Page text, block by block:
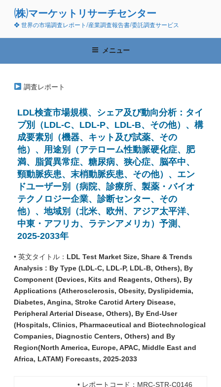
ン
(株)マーケットリサーチセンター
❖ 世界の市場調査レポート/産業調査報告書/委託調査サービス
メニュー
調査レポート
LDL検査市場規模、シェア及び動向分析：タイ
プ別（LDL-C、LDL-P、LDL-B、その他）、構
成要素別（機器、キット及び試薬、その
他）、用途別（アテローム性動脈硬化症、肥
満、脂質異常症、糖尿病、狭心症、脳卒中、
頸動脈疾患、末梢動脈疾患、その他）、エン
ドユーザー別（病院、診療所、製薬・バイオ
テクノロジー企業、診断センター、その
他）、地域別（北米、欧州、アジア太平洋、
中東・アフリカ、ラテンアメリカ）予測、
2025-2033年
• 英文タイトル： LDL Test Market Size, Share & Trends
Analysis : By Type (LDL-C, LDL-P, LDL-B, Others), By
Component (Devices, Kits and Reagents, Others), By
Applications (Atherosclerosis, Obesity, Dyslipidemia,
Diabetes, Angina, Stroke Carotid Artery Disease,
Peripheral Arterial Disease, Others), By End-User
(Hospitals, Clinics, Pharmaceutical and Biotechnological
Companies, Diagnostic Centers, Others) and By
Region(North America, Europe, APAC, Middle East and
Africa, LATAM) Forecasts, 2025-2033
• レポートコード：MRC-STR-C0146